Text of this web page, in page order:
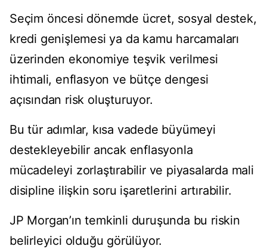
Seçim öncesi dönemde ücret, sosyal destek,
kredi genişlemesi ya da kamu harcamaları
üzerinden ekonomiye teşvik verilmesi
ihtimali, enflasyon ve bütçe dengesi
açısından risk oluşturuyor.
Bu tür adımlar, kısa vadede büyümeyi
destekleyebilir ancak enflasyonla
mücadeleyi zorlaştırabilir ve piyasalarda mali
disipline ilişkin soru işaretlerini artırabilir.
JP Morgan’ın temkinli duruşunda bu riskin
belirleyici olduğu görülüyor.